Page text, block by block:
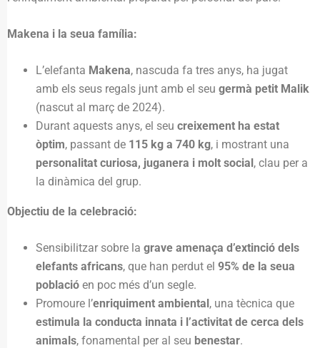
Makena i la seua família:
L’elefanta Makena, nascuda fa tres anys, ha jugat
amb els seus regals junt amb el seu germà petit Malik
(nascut al març de 2024).
Durant aquests anys, el seu creixement ha estat
òptim, passant de 115 kg a 740 kg, i mostrant una
personalitat curiosa, juganera i molt social, clau per a
la dinàmica del grup.
Objectiu de la celebració:
Sensibilitzar sobre la grave amenaça d’extinció dels
elefants africans, que han perdut el 95% de la seua
població en poc més d’un segle.
Promoure l’enriquiment ambiental, una tècnica que
estimula la conducta innata i l’activitat de cerca dels
animals, fonamental per al seu benestar.